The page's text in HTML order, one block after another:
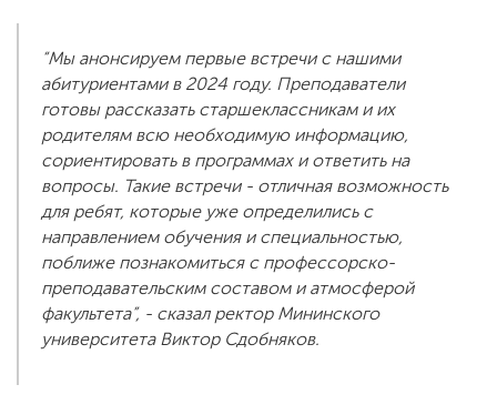
“Мы анонсируем первые встречи с нашими
абитуриентами в 2024 году. Преподаватели
готовы рассказать старшеклассникам и их
родителям всю необходимую информацию,
сориентировать в программах и ответить на
вопросы. Такие встречи - отличная возможность
для ребят, которые уже определились с
направлением обучения и специальностью,
поближе познакомиться с профессорско-
преподавательским составом и атмосферой
факультета”, - сказал ректор Мининского
университета Виктор Сдобняков.